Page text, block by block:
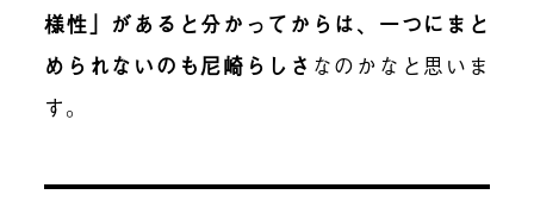
様性」があると分かってからは、一つにまと
められないのも尼崎らしさ なのかなと思いま
す。